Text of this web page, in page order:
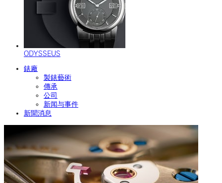
ODYSSEUS
錶廠
製錶藝術
傳承
公司
新闻与事件
新聞消息